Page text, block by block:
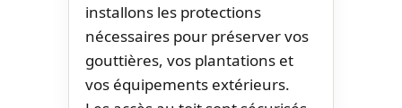
installons les protections
nécessaires pour préserver vos
gouttières, vos plantations et
vos équipements extérieurs.